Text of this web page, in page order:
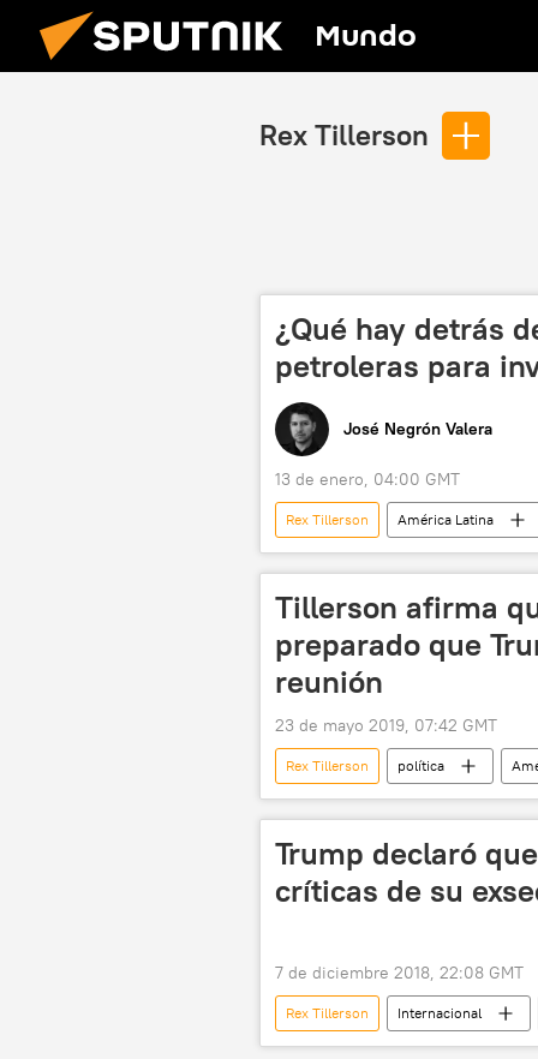
Mundo
Rex Tillerson
¿Qué hay detrás
petroleras para
José Negrón Valera
13 de enero, 04:00 GMT
Rex Tillerson América Latina
Venezuela
ExxonMobil
Tillerson afirma
preparado que
reunión
23 de mayo 2019, 07:42 GMT
Rex Tillerson política
Vladímir Putin
Donald Trump
Trump declaró
críticas de su
7 de diciembre 2018, 22:08 GMT
Rex Tillerson Internacional
noticias